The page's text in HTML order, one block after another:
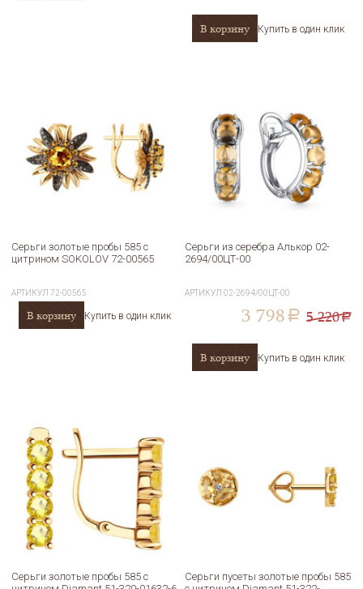
В корзину Купить в один клик
Серьги золотые пробы 585 с
цитрином SOKOLOV 72-00565
АРТИКУЛ72-00565
В корзину Купить в один клик
Серьги из серебра Алькор 02-
2694/00ЦТ-00
АРТИКУЛ02-2694/00ЦТ-00
3 798 a 5 220a
В корзину Купить в один клик
Серьги золотые пробы 585 с
Серьги пусеты золотые пробы 585